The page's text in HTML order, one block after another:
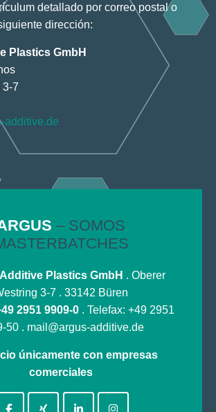
detallado por correo postal o
dirección:
Plastics GmbH
3-7
additive.de
– SOMOS
Plastics GmbH . Oberer
3-7 . 33142 Büren
2951 9909-0 . Telefax: +49 2951
50 . mail@argus-additive.de
únicamente con empresas
comerciales